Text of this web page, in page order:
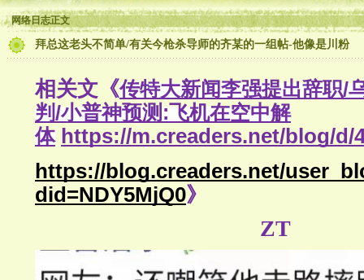
网络日志正文
拜总这老头不简单/有关今枪杀导师的齐某的一组帖-他像是川粉
相关文《传特大新闻李强提出辞职/
判/小普神预测:飞机在空中解
体 https://m.creaders.net/blog/d/
https://blog.creaders.net/
did=NDY5MjQ0》
ZT